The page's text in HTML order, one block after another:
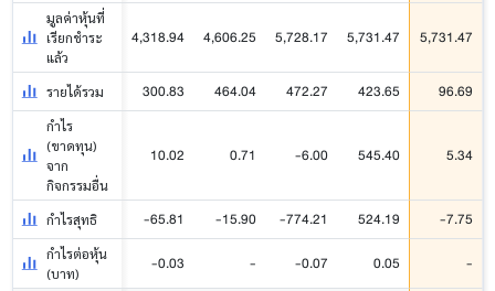
มูลค่าหุ้นที่
เรียกชำระ
แล้ว
4,318.94 4,606.25 5,728.17 5,731.47 5,731.47
รายได้รวม 300.83 464.04 472.27 423.65 96.69
กำไร
(ขาดทุน)
จาก
กิจกรรมอื่น
10.02 0.71 -6.00 545.40 5.34
กำไรสุทธิ -65.81 -15.90 -774.21 524.19 -7.75
กำไรต่อหุ้น
(บาท)
-0.03 - -0.07 0.05
-